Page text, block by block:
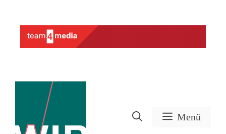
springen
Menü